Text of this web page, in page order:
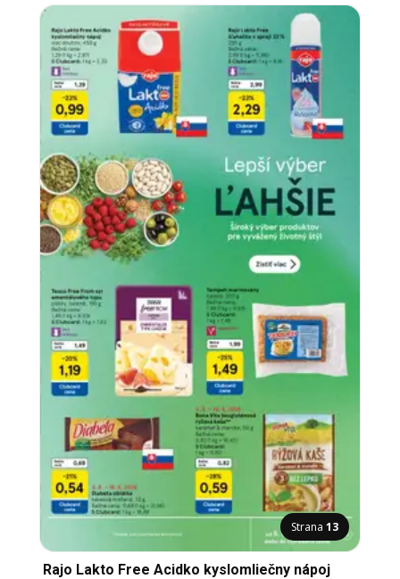
Strana 13
Rajo Lakto Free Acidko kyslomliečny nápoj